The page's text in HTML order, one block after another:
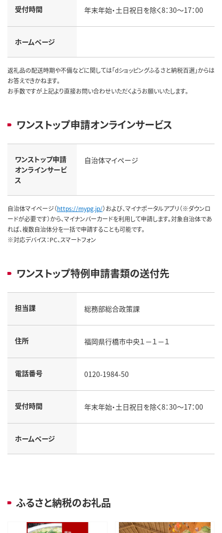
受付時間 年末年始・土日祝日を除く8：30～17：00
ホームページ
返礼品の配送時期や不備などに関しては「dショッピングふるさと納税百選」からは
お答えできかねます。
お手数ですが上記より直接お問い合わせいただくようお願いいたします。
ワンストップ申請オンラインサービス
ワンストップ申請
オンラインサービ
ス
自治体マイページ
自治体マイページ（https://mypg.jp/）および、マイナポータルアプリ（※ダウンロ
ードが必要です）から、マイナンバーカードを利用して申請します。対象自治体であ
れば、複数自治体分を一括で申請することも可能です。
※対応デバイス：PC、スマートフォン
ワンストップ特例申請書類の送付先
担当課 総務部総合政策課
住所 福岡県行橋市中央１－１－１
電話番号 0120-1984-50
受付時間 年末年始・土日祝日を除く8：30～17：00
ホームページ
ふるさと納税のお礼品